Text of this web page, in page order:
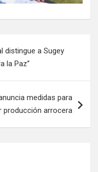
distingue a Sugey
la Paz”
medidas para
producción arrocera